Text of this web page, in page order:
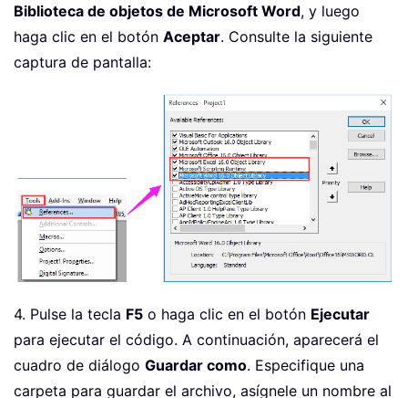
Biblioteca de objetos de Microsoft Word, y luego
haga clic en el botón Aceptar. Consulte la siguiente
captura de pantalla:
4. Pulse la tecla F5 o haga clic en el botón Ejecutar
para ejecutar el código. A continuación, aparecerá el
cuadro de diálogo Guardar como. Especifique una
carpeta para guardar el archivo, asígnele un nombre al